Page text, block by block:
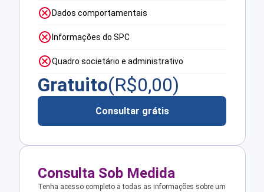
Dados comportamentais
Informações do SPC
Quadro societário e administrativo
Gratuito(R$0,00)
Consultar grátis
Consulta Sob Medida
Tenha acesso completo a todas as informações sobre um